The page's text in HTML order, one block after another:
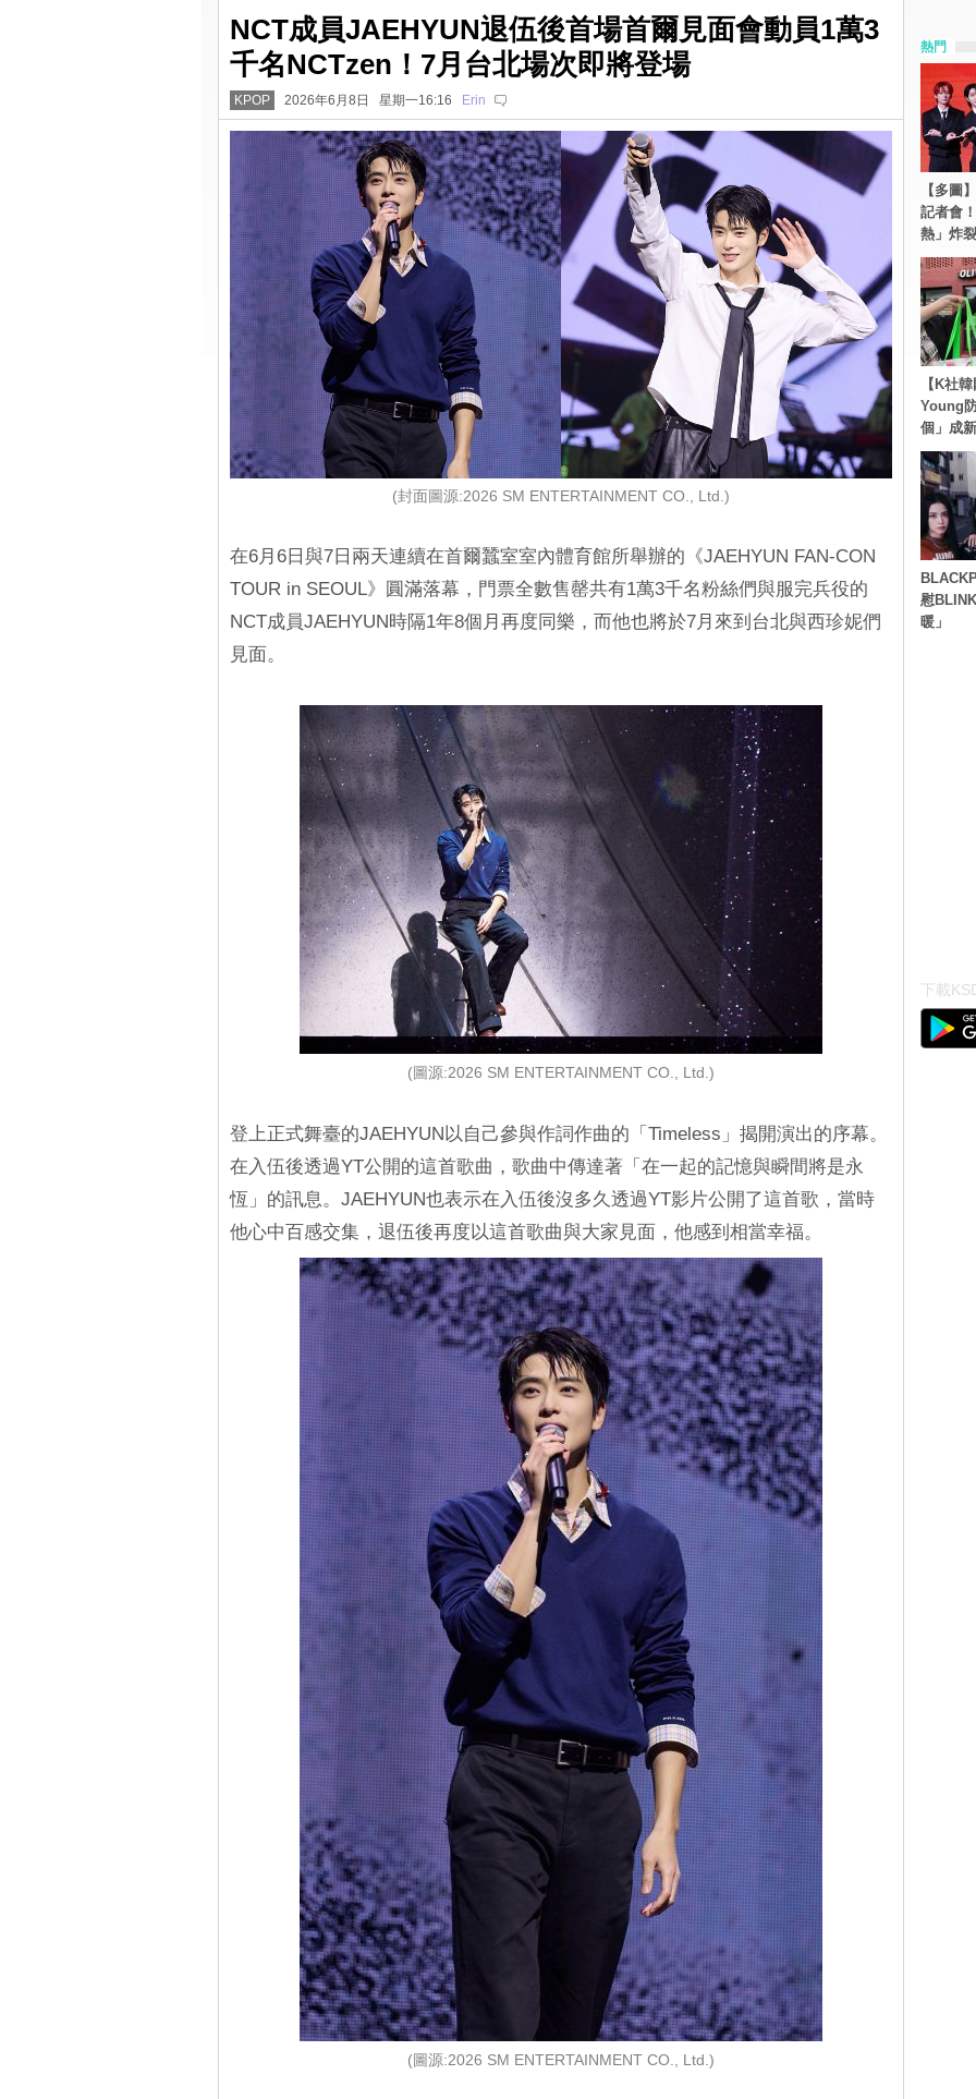
NCT成員JAEHYUN退伍後首場首爾見面會動員1萬3
千名NCTzen！7月台北場次即將登場
KPOP 2026年6月8日 星期一16:16 Erin
(封面圖源:2026 SM ENTERTAINMENT CO., Ltd.)
在6月6日與7日兩天連續在首爾蠶室室內體育館所舉辦的《JAEHYUN FAN-CON
TOUR in SEOUL》圓滿落幕，門票全數售罄共有1萬3千名粉絲們與服完兵役的
NCT成員JAEHYUN時隔1年8個月再度同樂，而他也將於7月來到台北與西珍妮們
見面。
(圖源:2026 SM ENTERTAINMENT CO., Ltd.)
登上正式舞臺的JAEHYUN以自己參與作詞作曲的「Timeless」揭開演出的序幕。
在入伍後透過YT公開的這首歌曲，歌曲中傳達著「在一起的記憶與瞬間將是永
恆」的訊息。JAEHYUN也表示在入伍後沒多久透過YT影片公開了這首歌，當時
他心中百感交集，退伍後再度以這首歌曲與大家見面，他感到相當幸福。
(圖源:2026 SM ENTERTAINMENT CO., Ltd.)
熱門
【多圖
記者會
熱」炸
【K社
Young
個」成
慰
暖」
下載